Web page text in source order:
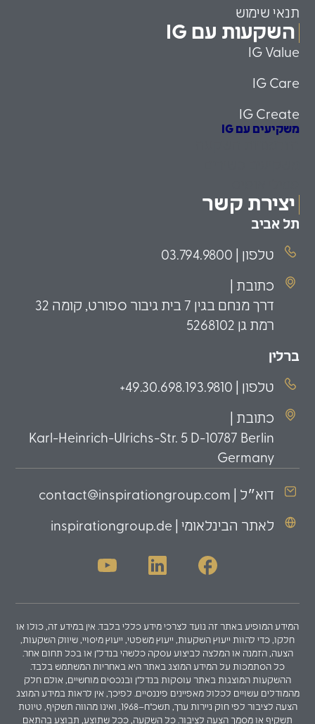
תנאי שימוש
השקעות עם IG
IG Value
IG Care
IG Create
משקיעים עם IG
יצירת קשר
תל אביב
טלפון | 03.794.9800
כתובת |
דרך מנחם בגין 7 בית גיבור ספורט, קומה 32
רמת גן 5268102
ברלין
טלפון | 49.30.698.193.9810+
כתובת |
Karl-Heinrich-Ulrichs-Str. 5 D-10787 Berlin
Germany
דוא״ל | contact@inspirationgroup.com
לאתר הבינלאומי | inspirationgroup.de
המידע המופיע באתר זה נועד לצרכי מידע כללי בלבד. אין במידע זה, כולו או
חלקו, כדי להוות ייעוץ השקעות, ייעוץ משפטי, ייעוץ מיסויי, שיווק השקעות,
הצעה, הזמנה או המלצה לביצוע עסקה כלשהי בנדל"ן או בכל תחום אחר.
כל הסתמכות על המידע המוצג באתר היא באחריות המשתמש בלבד.
ההשקעות המוצגות באתר עוסקות בנדל"ן ובנכסים מוחשיים, אולם חלק
מהמודלים עשויים לכלול מאפיינים פיננסיים. לפיכך, אין לראות במידע המוצג
הצעה לציבור לפי חוק ניירות ערך, תשכ"ח–1968, ואינו מהווה תשקיף, טיוטת
תשקיף או מסמך הצעה לציבור. כל השקעה, ככל שתוצע, תבוצע בהתאם